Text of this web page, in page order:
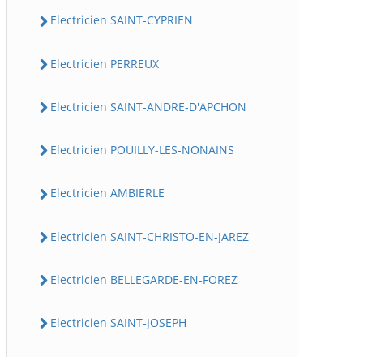
Electricien SAINT-CYPRIEN
Electricien PERREUX
Electricien SAINT-ANDRE-D'APCHON
Electricien POUILLY-LES-NONAINS
Electricien AMBIERLE
Electricien SAINT-CHRISTO-EN-JAREZ
Electricien BELLEGARDE-EN-FOREZ
Electricien SAINT-JOSEPH